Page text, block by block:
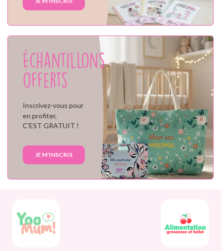
Échantillons
offerts
Inscrivez-vous pour
en profiter,
C'EST GRATUIT !
JE M'INSCRIS